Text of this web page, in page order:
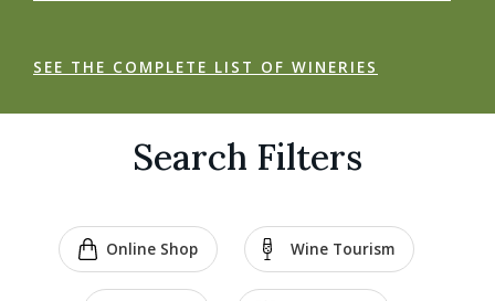
SEE THE COMPLETE LIST OF WINERIES
Search Filters
Online Shop Wine Tourism